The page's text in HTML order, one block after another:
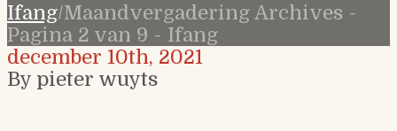
Ifang/Maandvergadering Archives -
Pagina 2 van 9 - Ifang
december 10th, 2021
By pieter wuyts